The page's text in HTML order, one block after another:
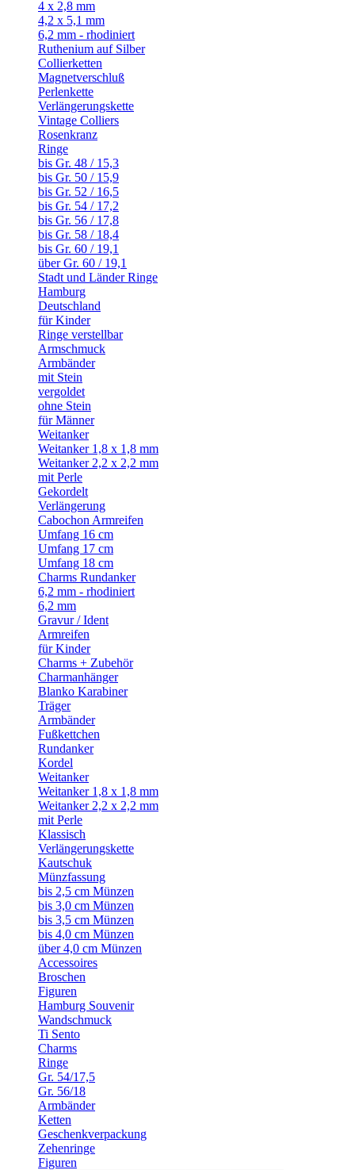
4 x 2,8 mm
4,2 x 5,1 mm
6,2 mm - rhodiniert
Ruthenium auf Silber
Collierketten
Magnetverschluß
Perlenkette
Verlängerungskette
Vintage Colliers
Rosenkranz
Ringe
bis Gr. 48 / 15,3
bis Gr. 50 / 15,9
bis Gr. 52 / 16,5
bis Gr. 54 / 17,2
bis Gr. 56 / 17,8
bis Gr. 58 / 18,4
bis Gr. 60 / 19,1
über Gr. 60 / 19,1
Stadt und Länder Ringe
Hamburg
Deutschland
für Kinder
Ringe verstellbar
Armschmuck
Armbänder
mit Stein
vergoldet
ohne Stein
für Männer
Weitanker
Weitanker 1,8 x 1,8 mm
Weitanker 2,2 x 2,2 mm
mit Perle
Gekordelt
Verlängerung
Cabochon Armreifen
Umfang 16 cm
Umfang 17 cm
Umfang 18 cm
Charms Rundanker
6,2 mm - rhodiniert
6,2 mm
Gravur / Ident
Armreifen
für Kinder
Charms + Zubehör
Charmanhänger
Blanko Karabiner
Träger
Armbänder
Fußkettchen
Rundanker
Kordel
Weitanker
Weitanker 1,8 x 1,8 mm
Weitanker 2,2 x 2,2 mm
mit Perle
Klassisch
Verlängerungskette
Kautschuk
Münzfassung
bis 2,5 cm Münzen
bis 3,0 cm Münzen
bis 3,5 cm Münzen
bis 4,0 cm Münzen
über 4,0 cm Münzen
Accessoires
Broschen
Figuren
Hamburg Souvenir
Wandschmuck
Ti Sento
Charms
Ringe
Gr. 54/17,5
Gr. 56/18
Armbänder
Ketten
Geschenkverpackung
Zehenringe
Figuren